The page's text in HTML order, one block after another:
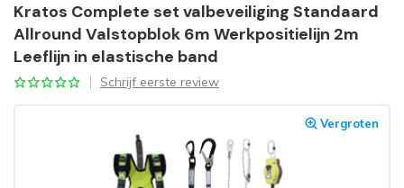
Kratos Complete set valbeveiliging Standaard
Allround Valstopblok 6m Werkpositielijn 2m
Leeflijn in elastische band
Schrijf eerste review
Vergroten